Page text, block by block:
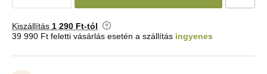
Kiszállítás 1 290 Ft-tól
39 990 Ft feletti vásárlás esetén a szállítás ingyenes